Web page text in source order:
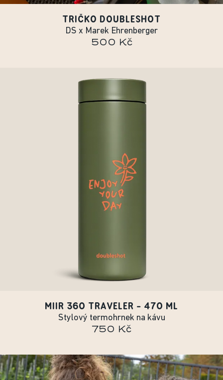
TRIČKO DOUBLESHOT
DS x Marek Ehrenberger
500 Kč
MIIR 360 TRAVELER - 470 ML
Stylový termohrnek na kávu
750 Kč